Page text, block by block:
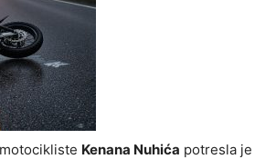
Kenana Nuhića potresla je